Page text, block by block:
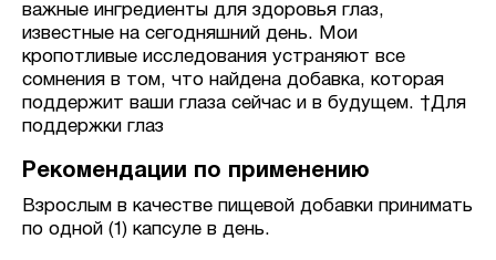
важные ингредиенты для здоровья глаз,
известные на сегодняшний день. Мои
кропотливые исследования устраняют все
сомнения в том, что найдена добавка, которая
поддержит ваши глаза сейчас и в будущем. †Для
поддержки глаз
Рекомендации по применению
Взрослым в качестве пищевой добавки принимать
по одной (1) капсуле в день.